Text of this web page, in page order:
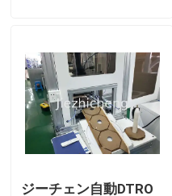
引金 を 求め て ください
医療機器の包装機械
機械を作る医療機器
ジーチェン自動DTRO